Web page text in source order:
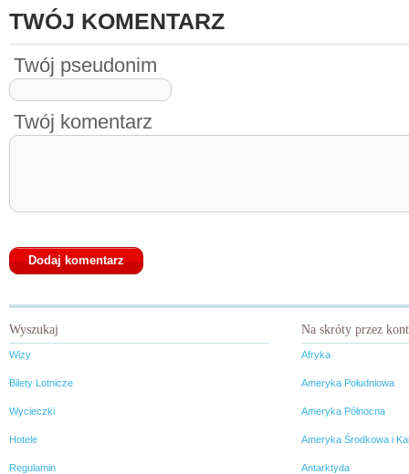
TWÓJ KOMENTARZ
Twój pseudonim
Twój komentarz
Wyszukaj
Wizy
Bilety Lotnicze
Wycieczki
Hotele
Regulamin
Na skróty przez
Afryka
Ameryka Południowa
Ameryka Północna
Ameryka Środkowa i
Antarktyda